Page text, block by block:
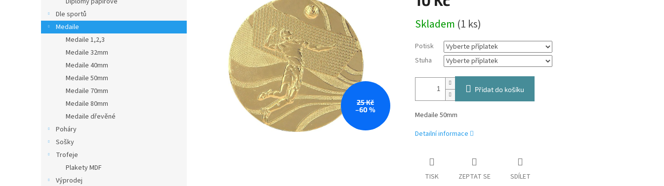
Dle sportů
Medaile
Medaile 1,2,3
Medaile 32mm
Medaile 40mm
Medaile 50mm
Medaile 70mm
Medaile 80mm
Medaile dřevěné
Poháry
Sošky
Trofeje
Plakety MDF
Výprodej
5
hvězdiček.
25 Kč
–60 %
cena:
Skladem (1 ks)
Potisk
Stuha
Přidat do košíku
Medaile 50mm
Detailní informace
TISK ZEPTAT SE SDÍLET